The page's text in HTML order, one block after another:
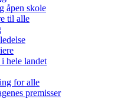
åpen skole
til alle
hele landet
for alle
premisser